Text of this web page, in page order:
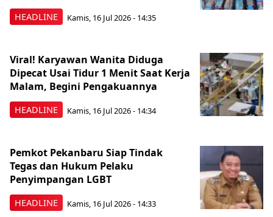
HEADLINE Kamis, 16 Jul 2026 - 14:35
HEADLINE
Viral! Karyawan Wanita Diduga
Dipecat Usai Tidur 1 Menit Saat Kerja
Malam, Begini Pengakuannya
Kamis, 16 Jul 2026 - 14:34
HEADLINE
Pemkot Pekanbaru Siap Tindak
Tegas dan Hukum Pelaku
Penyimpangan LGBT
Kamis, 16 Jul 2026 - 14:33